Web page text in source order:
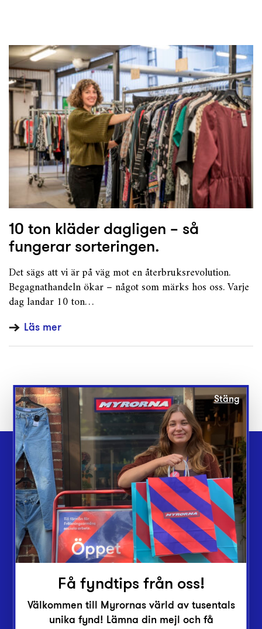
10 ton kläder dagligen – så
fungerar sorteringen.
Det sägs att vi är på väg mot en återbruksrevolution.
Begagnathandeln ökar – något som märks hos oss. Varje
dag landar 10 ton…
Läs mer
Webbshop
Butiker
Lämna in
Vårt överskott
Inlämningsplatser
Om Myrorna
Lediga jobb
Pressrum
Kontakt
Stäng
Få fyndtips från oss!
Välkommen till Myrornas värld av tusentals
unika fynd! Lämna din mejl och få